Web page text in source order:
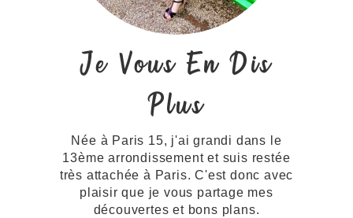
Je Vous En Dis
Plus
Née à Paris 15, j'ai grandi dans le
13ème arrondissement et suis restée
très attachée à Paris. C'est donc avec
plaisir que je vous partage mes
découvertes et bons plans.